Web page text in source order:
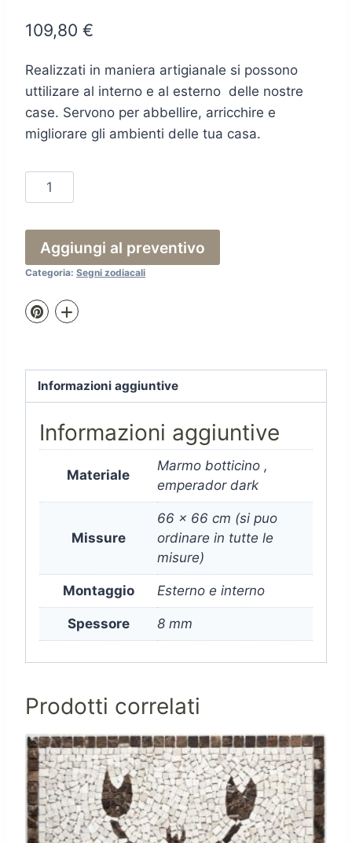
109,80 €
Realizzati in maniera artigianale si possono
uttilizare al interno e al esterno delle nostre
case. Servono per abbellire, arricchire e
migliorare gli ambienti delle tua casa.
Rosone
Gemelli
Aggiungi al preventivo
Categoria: Segni zodiacali
Informazioni aggiuntive
Informazioni aggiuntive
Materiale
Marmo botticino ,
emperador dark
Missure
66 x 66 cm (si puo
ordinare in tutte le
misure)
Montaggio Esterno e interno
Spessore 8 mm
Prodotti correlati